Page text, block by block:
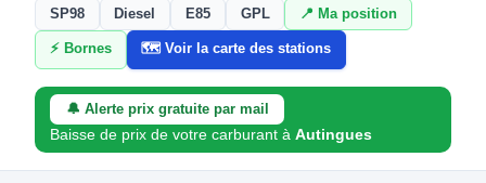
SP98 Diesel E85 GPL 📍 Ma position
⚡ Bornes 🗺️ Voir la carte des stations
🔔 Alerte prix gratuite par mail
Baisse de prix de votre carburant àAutingues